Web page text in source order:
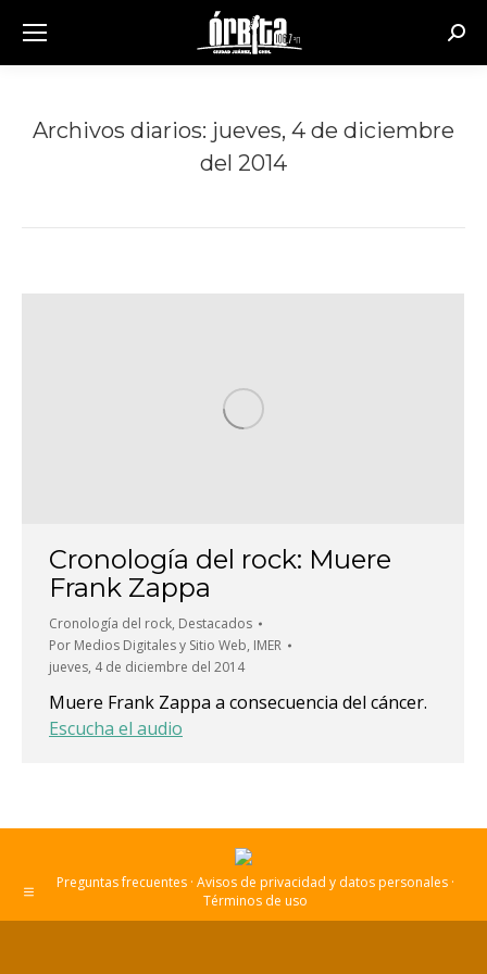
Archivos diarios: jueves, 4 de diciembre
del 2014
Cronología del rock: Muere
Frank Zappa
Cronología del rock, Destacados
Por Medios Digitales y Sitio Web, IMER
jueves, 4 de diciembre del 2014
Muere Frank Zappa a consecuencia del cáncer.
Escucha el audio
Preguntas frecuentes · Avisos de privacidad y datos personales ·
Términos de uso